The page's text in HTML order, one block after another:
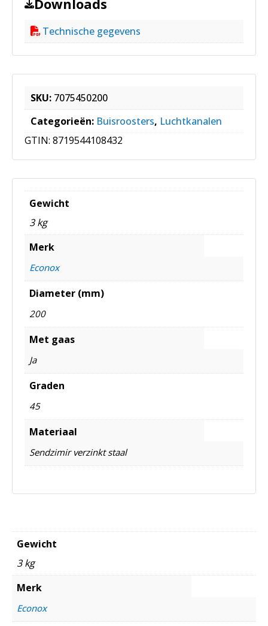
Technische gegevens
SKU: 7075450200
Categorieën: Buisroosters, Luchtkanalen
GTIN: 8719544108432
Gewicht
3 kg
Merk
Econox
Diameter (mm)
200
Met gaas
Ja
Graden
45
Materiaal
Sendzimir verzinkt staal
Gewicht
3 kg
Merk
Econox